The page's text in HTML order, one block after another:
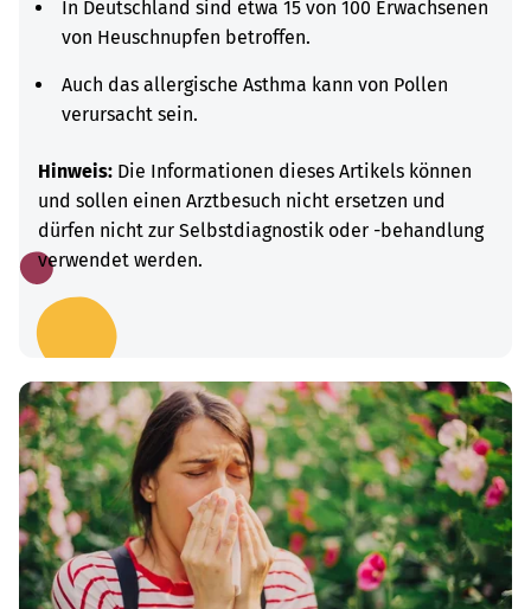
In Deutschland sind etwa 15 von 100 Erwachsenen
von Heuschnupfen betroffen.
Auch das allergische Asthma kann von Pollen
verursacht sein.
Hinweis: Die Informationen dieses Artikels können
und sollen einen Arztbesuch nicht ersetzen und
dürfen nicht zur Selbstdiagnostik oder -behandlung
verwendet werden.